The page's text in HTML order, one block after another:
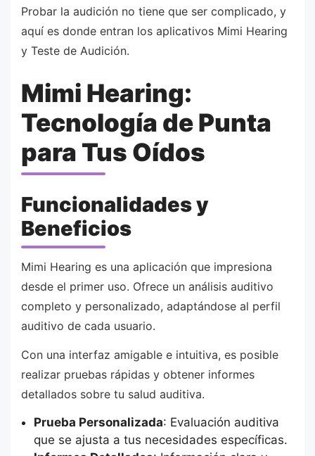
Probar la audición no tiene que ser complicado, y
aquí es donde entran los aplicativos Mimi Hearing
y Teste de Audición.
Mimi Hearing:
Tecnología de Punta
para Tus Oídos
Funcionalidades y
Beneficios
Mimi Hearing es una aplicación que impresiona
desde el primer uso. Ofrece un análisis auditivo
completo y personalizado, adaptándose al perfil
auditivo de cada usuario.
Con una interfaz amigable e intuitiva, es posible
realizar pruebas rápidas y obtener informes
detallados sobre tu salud auditiva.
Prueba Personalizada: Evaluación auditiva
que se ajusta a tus necesidades específicas.